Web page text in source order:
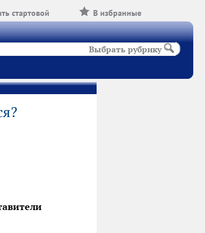
В избранные
стартовой
Выбрать рубрику